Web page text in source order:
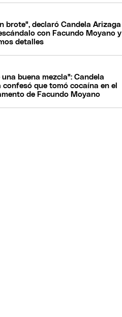
brote", declaró Candela Arizaga
con Facundo Moyano y
detalles
buena mezcla": Candela
confesó que tomó cocaína en el
de Facundo Moyano